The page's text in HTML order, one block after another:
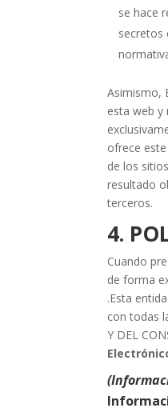
se hace
secretos
Asimismo,
esta web y
ofrece
de los
resultado
terceros.
4.
Cuando
de forma
.Esta
con todas
Y DEL